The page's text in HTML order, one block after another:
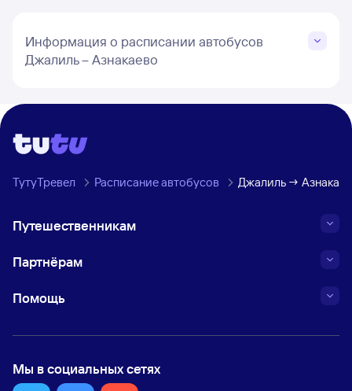
Информация о расписании автобусов
Джалиль – Азнакаево
ТутуТревел Расписание автобусов Джалиль →
Путешественникам
Партнёрам
Помощь
Мы в социальных сетях